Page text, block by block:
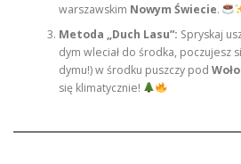
warszawskim Nowym Świecie.
Metoda „Duch Lasu”: Spryskaj
dym wleciał do środka, poczujesz
dymu!) w środku puszczy pod
się klimatycznie!